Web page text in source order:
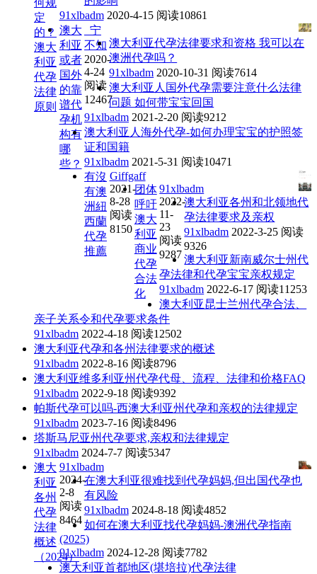
定
的？
澳大
利亚
代孕
法律
原则
91xlbadm 2020-4-15 阅读10861
澳大
利亚
或者
国外
的靠
谱代
孕机
构有
哪
些？
_宁
不知
2020-
4-24
阅读
12467
澳大利亚代孕法律要求和资格 我可以在
澳洲代孕吗？
91xlbadm 2020-10-31 阅读7614
澳大利亚人国外代孕需要注意什么法律
问题 如何带宝宝回国
91xlbadm 2021-2-20 阅读9212
澳大利亚人海外代孕-如何办理宝宝的护照签
证和国籍
91xlbadm 2021-5-31 阅读10471
有沒
有澳
洲紐
西蘭
代孕
推薦
Giffgaff
2021-
8-28
阅读
8150
团体
呼吁
澳大
利亚
商业
代孕
合法
化
91xlbadm
2022-
11-
23
阅读
9287
澳大利亚各州和北领地代
孕法律要求及亲权
91xlbadm 2022-3-25 阅读
9326
澳大利亚新南威尔士州代
孕法律和代孕宝宝亲权规定
91xlbadm 2022-6-17 阅读11253
澳大利亚昆士兰州代孕合法、
亲子关系令和代孕要求条件
91xlbadm 2022-4-18 阅读12502
澳大利亚代孕和各州法律要求的概述
91xlbadm 2022-8-16 阅读8796
澳大利亚维多利亚州代孕代母、流程、法律和价格FAQ
91xlbadm 2022-9-18 阅读9392
帕斯代孕可以吗-西澳大利亚州代孕和亲权的法律规定
91xlbadm 2023-7-16 阅读8496
塔斯马尼亚州代孕要求,亲权和法律规定
91xlbadm 2024-7-7 阅读5347
澳大
利亚
各州
代孕
法律
概述
（2024）
91xlbadm
2024-
2-8
阅读
8464
在澳大利亚很难找到代孕妈妈,但出国代孕也
有风险
91xlbadm 2024-8-18 阅读4852
如何在澳大利亚找代孕妈妈-澳洲代孕指南
(2025)
91xlbadm 2024-12-28 阅读7782
澳大利亚首都地区(堪培拉)代孕法律